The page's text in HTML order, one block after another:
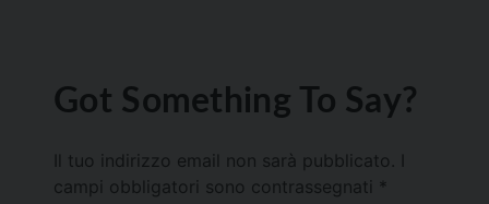
Got Something To Say?
Il tuo indirizzo email non sarà pubblicato.
campi obbligatori sono contrassegnati *